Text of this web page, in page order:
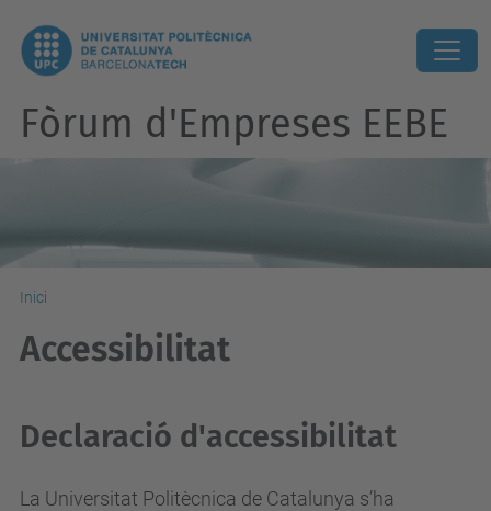
Fòrum d'Empreses EEBE
Inici
Accessibilitat
Declaració d'accessibilitat
La Universitat Politècnica de Catalunya s’ha